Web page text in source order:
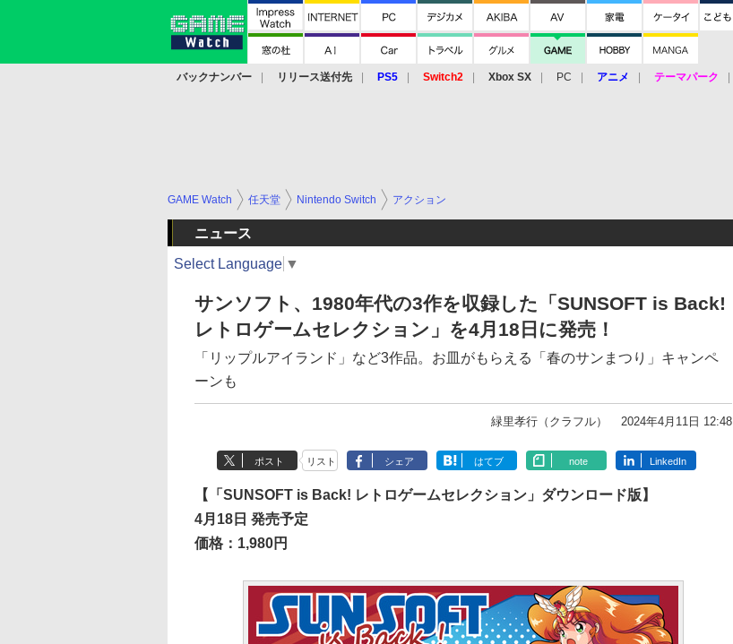
バックナンバー リリース送付先 PS5 Switch2 Xbox SX PC アニメ テーマパーク
GAME Watch 任天堂 Nintendo Switch アクション
ニュース
Select Language ▼
サンソフト、1980年代の3作を収録した「SUNSOFT is Back!
レトロゲームセレクション」を4月18日に発売！
「リップルアイランド」など3作品。お皿がもらえる「春のサンまつり」キャンペ
ーンも
緑里孝行（クラフル） 2024年4月11日 12:48
ポスト リスト シェア はてブ note LinkedIn
【「SUNSOFT is Back! レトロゲームセレクション」ダウンロード版】
4月18日 発売予定
価格：1,980円